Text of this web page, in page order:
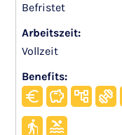
Befristet
Arbeitszeit:
Vollzeit
Benefits: